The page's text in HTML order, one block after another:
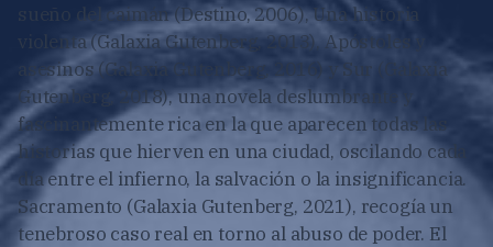
sueño del caimán (Destino, 2006), Una historia
violenta (Galaxia Gutenberg, 2013), Apóstoles y
asesinos (Galaxia Gutenberg, 2016) y Sur (Galaxia
Gutenberg, 2018), una novela deslumbrante y
fascinantemente rica en la que aparecen todas las
historias que hierven en una ciudad, oscilando cada
día entre el infierno, la salvación o la insignificancia.
Sacramento (Galaxia Gutenberg, 2021), recogía un
tenebroso caso real en torno al abuso de poder. El